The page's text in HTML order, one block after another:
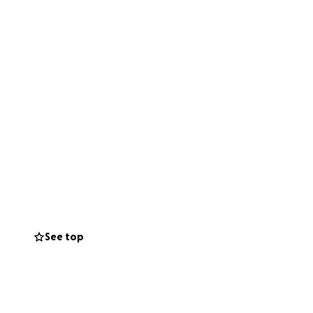
See top